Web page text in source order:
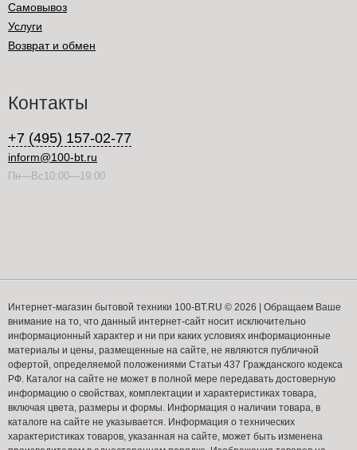
Самовывоз
Услуги
Возврат и обмен
Контакты
+7 (495) 157-02-77
inform@100-bt.ru
Пн—Вс10:00—19:00
Интернет-магазин бытовой техники 100-BT.RU © 2026 | Обращаем Ваше
внимание на то, что данный интернет-сайт носит исключительно
информационный характер и ни при каких условиях информационные
материалы и цены, размещенные на сайте, не являются публичной
офертой, определяемой положениями Статьи 437 Гражданского кодекса
РФ. Каталог на сайте не может в полной мере передавать достоверную
информацию о свойствах, комплектации и характеристиках товара,
включая цвета, размеры и формы. Информация о наличии товара, в
каталоге на сайте не указывается. Информация о технических
характеристиках товаров, указанная на сайте, может быть изменена